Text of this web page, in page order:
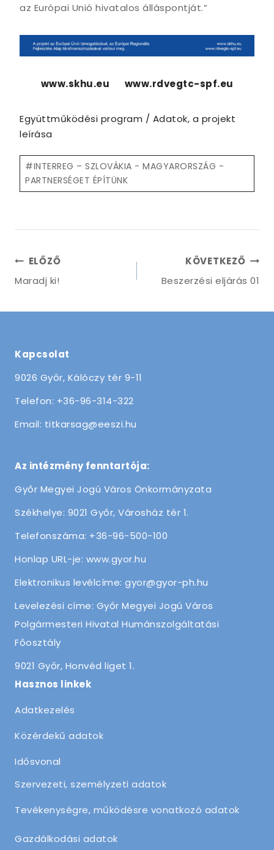
az Európai Unió hivatalos álláspontját.”
www.skhu.eu www.rdvegtc-spf.eu
Együttműködési program / Adatok, a projekt
leírása
Post
Tags:
#INTERREG – SZLOVÁKIA - MAGYARORSZÁG -
PARTNERSÉGET ÉPÍTÜNK
Bejegyzés
navigáció
ELŐZŐ
Maradj ki!
KÖVETKEZŐ
Beszerzési eljárás 01
Kapcsolat
9026 Győr, Kálóczy tér 9-11
Telefon: +36-96-314-322
Email: titkarsag@eeszi.hu
Az intézmény fenntartója:
Győr Megyei Jogú Város Önkormányzata
Székhelye: 9021 Győr, Városház tér 1.
Telefonszáma: +36-96-500-100
Honlap URL-je: www.gyor.hu
Elektronikus levélcíme: gyor@gyor-ph.hu
Levelezési címe: Győr Megyei Jogú Város
Polgármesteri Hivatal Humánszolgáltatási
Főosztály
9021 Győr, Honvéd liget 1.
Hasznos linkek
Adatkezelés
Közérdekű adatok
Idősvonal
Szervezeti, személyzeti adatok
Tevékenységre, működésre vonatkozó adatok
Gazdálkodási adatok